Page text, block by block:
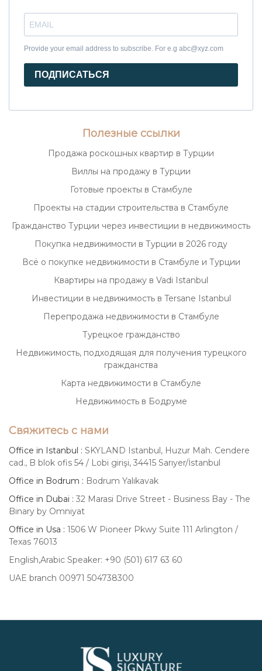
Provide your email address to subscribe. For e.g abc@xyz.com
ПОДПИСАТЬСЯ
Полезные ссылки
Продажа роскошных квартир в Турции
Виллы на продажу в Турции
Готовые проекты в Стамбуле
Проекты на стадии строительства в Стамбуле
Гражданство Турции через инвестиции в недвижимость
Покупка недвижимости в Турции в 2026 году
Всё о покупке недвижимости в Стамбуле и Турции
Квартиры на продажу в Vadi Istanbul
Инвестиции в недвижимость в Tersane Istanbul
Перепродажа недвижимости в Стамбуле
Турецкое гражданство
Недвижимость, подходящая для получения турецкого
гражданства
Карта недвижимости в Стамбуле
Недвижимость в Бодруме
Свяжитесь с нами
Office in Istanbul : SKYLAND Istanbul, Huzur Mah. Cendere
cad., B blok ofis 54 / Lobi girişi, 34415 Sarıyer/İstanbul
Office in Bodrum : Bodrum Yalıkavak
Office in Dubai : 32 Marasi Drive Street - Business Bay - The
Binary by Omniyat
Office in Usa : 1506 W Pioneer Pkwy Suite 111 Arlington /
Texas 76013
English,Arabic Speaker: +90 (501) 617 63 60
UAE branch 00971 504738300